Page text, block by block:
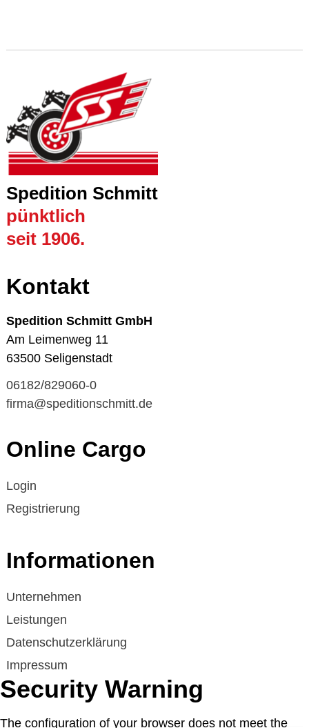
Spedition Schmitt
pünktlich
seit 1906.
Kontakt
Spedition Schmitt GmbH
Am Leimenweg 11
63500 Seligenstadt
06182/829060-0
firma@speditionschmitt.de
Online Cargo
Login
Registrierung
Informationen
Unternehmen
Leistungen
Datenschutzerklärung
Impressum
Cookies
Security Warning
The configuration of your browser does not meet the